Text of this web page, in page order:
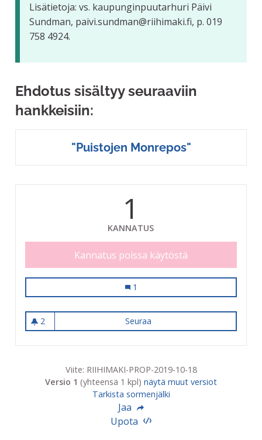
Lisätietoja: vs. kaupunginpuutarhuri Päivi
Sundman, paivi.sundman@riihimaki.fi, p. 019
758 4924.
Ehdotus sisältyy seuraaviin
hankkeisiin:
"Puistojen Monrepos"
1
KANNATUS
Kannatus poissa käytöstä
"Puistojen Monrepos"
1
2
2 seuraajaa
Seuraa
Viite: RIIHIMAKI-PROP-2019-10-18
Versio 1 (yhteensä 1 kpl) näytä muut versiot
Tarkista sormenjälki
Jaa
Upota